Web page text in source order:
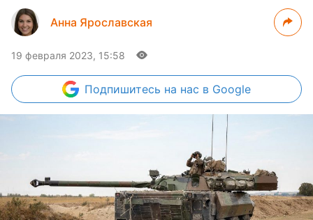
Анна Ярославская
19 февраля 2023, 15:58
Подпишитесь на нас в Google